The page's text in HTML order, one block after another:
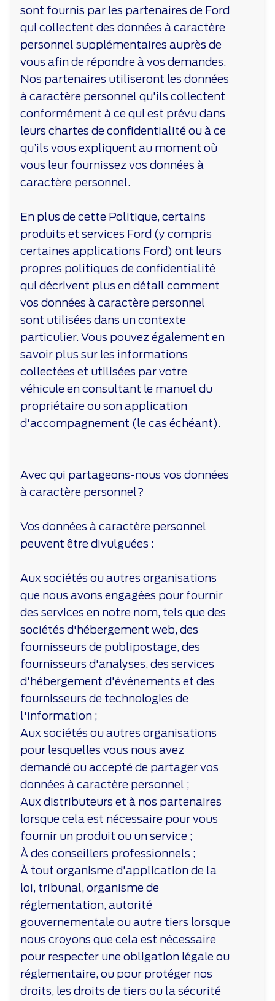
sont fournis par les partenaires de Ford
qui collectent des données à caractère
personnel supplémentaires auprès de
vous afin de répondre à vos demandes.
Nos partenaires utiliseront les données
à caractère personnel qu'ils collectent
conformément à ce qui est prévu dans
leurs chartes de confidentialité ou à ce
qu’ils vous expliquent au moment où
vous leur fournissez vos données à
caractère personnel.
En plus de cette Politique, certains
produits et services Ford (y compris
certaines applications Ford) ont leurs
propres politiques de confidentialité
qui décrivent plus en détail comment
vos données à caractère personnel
sont utilisées dans un contexte
particulier. Vous pouvez également en
savoir plus sur les informations
collectées et utilisées par votre
véhicule en consultant le manuel du
propriétaire ou son application
d'accompagnement (le cas échéant).
Avec qui partageons-nous vos données
à caractère personnel?
Vos données à caractère personnel
peuvent être divulguées :
Aux sociétés ou autres organisations
que nous avons engagées pour fournir
des services en notre nom, tels que des
sociétés d'hébergement web, des
fournisseurs de publipostage, des
fournisseurs d'analyses, des services
d'hébergement d'événements et des
fournisseurs de technologies de
l'information ;
Aux sociétés ou autres organisations
pour lesquelles vous nous avez
demandé ou accepté de partager vos
données à caractère personnel ;
Aux distributeurs et à nos partenaires
lorsque cela est nécessaire pour vous
fournir un produit ou un service ;
À des conseillers professionnels ;
À tout organisme d'application de la
loi, tribunal, organisme de
réglementation, autorité
gouvernementale ou autre tiers lorsque
nous croyons que cela est nécessaire
pour respecter une obligation légale ou
réglementaire, ou pour protéger nos
droits, les droits de tiers ou la sécurité